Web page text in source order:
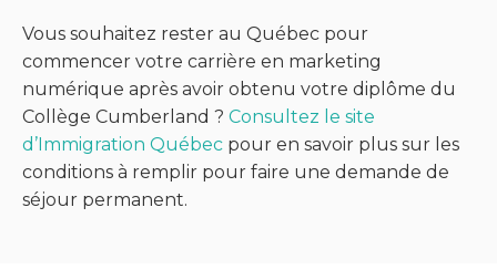
Vous souhaitez rester au Québec pour
commencer votre carrière en marketing
numérique après avoir obtenu votre diplôme du
Collège Cumberland ? Consultez le site
d’Immigration Québec pour en savoir plus sur les
conditions à remplir pour faire une demande de
séjour permanent.